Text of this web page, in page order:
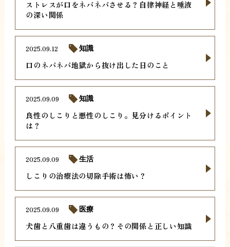
ストレスが口をネバネバさせる？自律神経と唾液
の深い関係
口のネバネバ地獄から抜け出した日のこと
2025.09.12 知識
良性のしこりと悪性のしこり。見分けるポイント
は？
2025.09.09 知識
しこりの治療法の切除手術は怖い？
2025.09.09 生活
犬歯と八重歯は違うもの？その関係と正しい知識
2025.09.09 医療